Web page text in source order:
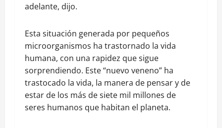
adelante, dijo.
Esta situación generada por pequeños
microorganismos ha trastornado la vida
humana, con una rapidez que sigue
sorprendiendo. Este “nuevo veneno” ha
trastocado la vida, la manera de pensar y de
estar de los más de siete mil millones de
seres humanos que habitan el planeta.